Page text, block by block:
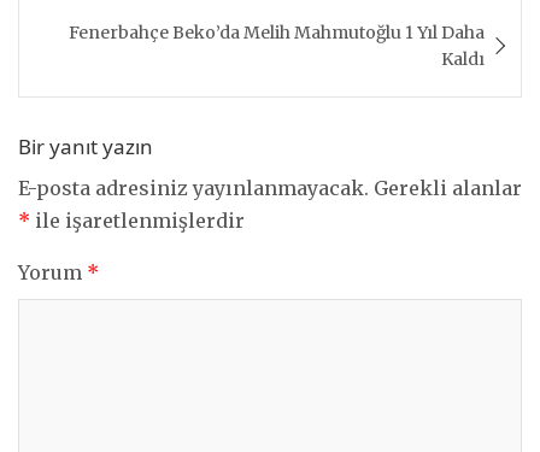
Fenerbahçe Beko’da Melih Mahmutoğlu 1 Yıl Daha
Kaldı
Bir yanıt yazın
E-posta adresiniz yayınlanmayacak. Gerekli alanlar
* ile işaretlenmişlerdir
Yorum *